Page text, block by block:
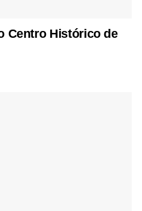
Centro Histórico de